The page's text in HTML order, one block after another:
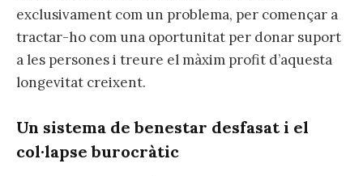
exclusivament com un problema, per començar a
tractar-ho com una oportunitat per donar suport
a les persones i treure el màxim profit d’aquesta
longevitat creixent.
Un sistema de benestar desfasat i el
col·lapse burocràtic